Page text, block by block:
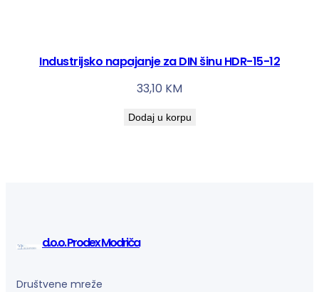
Industrijsko napajanje za DIN šinu HDR-15-12
33,10 KM
Dodaj u korpu
d.o.o. Prodex Modriča
Društvene mreže